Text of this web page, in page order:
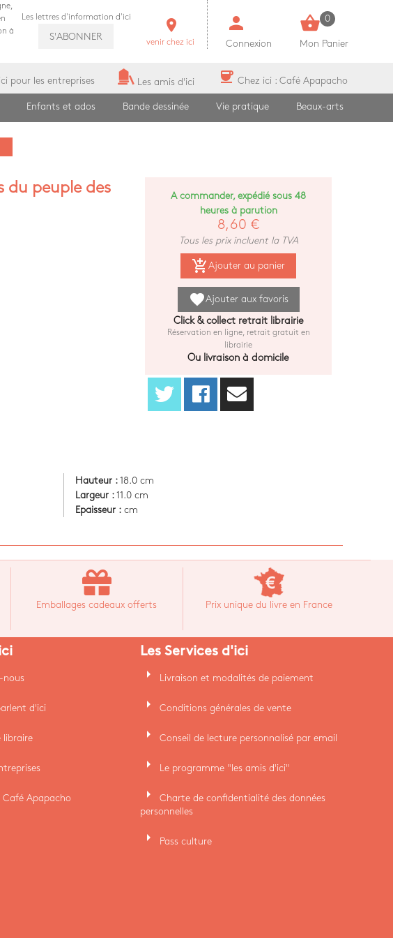
à
Les lettres d'information d'ici
S'ABONNER
room
venir chez ici
person
Connexion
shopping_basket 0
Mon Panier
ici pour les entreprises Les amis d'ici coffee Chez ici : Café Apapacho
Enfants et ados Bande dessinée Vie pratique Beaux-arts
du peuple des
A commander, expédié sous 48
heures à parution
8,60 €
Tous les prix incluent la TVA
add_shopping_cart Ajouter au panier
favoriteAjouter aux favoris
Click & collect retrait librairie
Réservation en ligne, retrait gratuit en
librairie
Ou livraison à domicile
Hauteur : 18.0 cm
Largeur : 11.0 cm
Epaisseur : cm
Emballages cadeaux offerts Prix unique du livre en France
nous
d'ici
libraire
Café Apapacho
Les Services d'ici
arrow_right Livraison et modalités de paiement
arrow_right Conditions générales de vente
arrow_right Conseil de lecture personnalisé par email
arrow_right Le programme "les amis d'ici"
arrow_right
Charte de confidentialité des données
personnelles
arrow_right Pass culture